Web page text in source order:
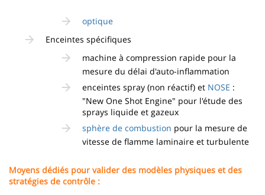
optique
Enceintes spécifiques
machine à compression rapide pour la
mesure du délai d'auto-inflammation
enceintes spray (non réactif) et NOSE :
"New One Shot Engine" pour l'étude des
sprays liquide et gazeux
sphère de combustion pour la mesure de
vitesse de flamme laminaire et turbulente
Moyens dédiés pour valider des modèles physiques et des
stratégies de contrôle :